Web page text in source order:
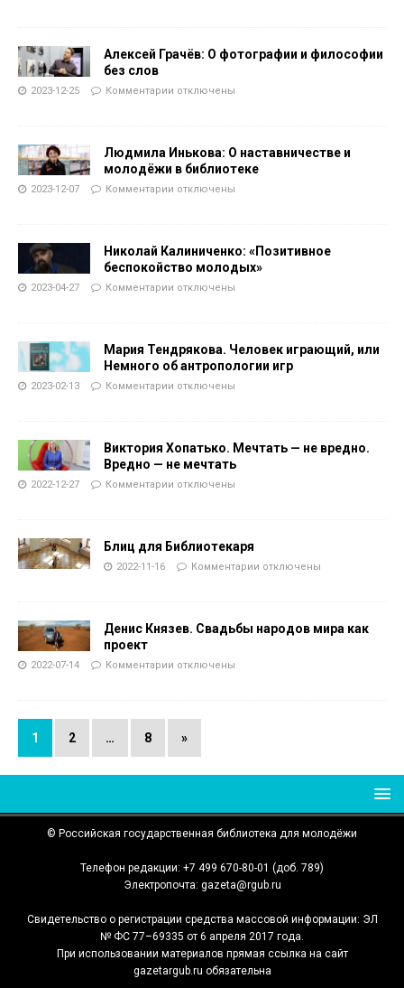
Алексей Грачёв: О фотографии и философии
без слов
2023-12-25 Комментарии отключены
Людмила Инькова: О наставничестве и
молодёжи в библиотеке
2023-12-07 Комментарии отключены
Николай Калиниченко: «Позитивное
беспокойство молодых»
2023-04-27 Комментарии отключены
Мария Тендрякова. Человек играющий, или
Немного об антропологии игр
2023-02-13 Комментарии отключены
Виктория Хопатько. Мечтать — не вредно.
Вредно — не мечтать
2022-12-27 Комментарии отключены
Блиц для Библиотекаря
2022-11-16 Комментарии отключены
Денис Князев. Свадьбы народов мира как
проект
2022-07-14 Комментарии отключены
1 2 … 8 »
© Российская государственная библиотека для молодёжи
Телефон редакции: +7 499 670-80-01 (доб. 789)
Электропочта: gazeta@rgub.ru
Свидетельство о регистрации средства массовой информации: ЭЛ
№ ФС 77–69335 от 6 апреля 2017 года.
При использовании материалов прямая ссылка на сайт
gazetargub.ru обязательна